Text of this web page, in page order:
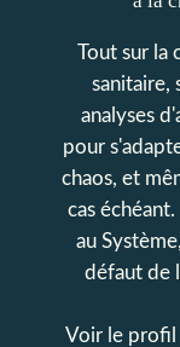
Tout sur la
sanitaire,
analyses
pour
chaos, et
cas
au
défaut de
Voir le profil